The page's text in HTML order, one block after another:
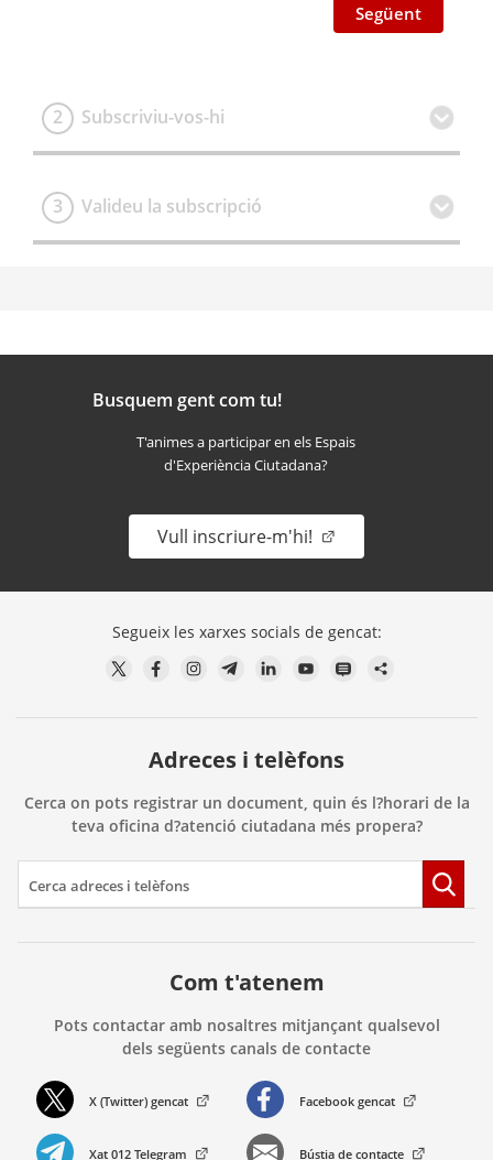
Següent
2 Subscriviu-vos-hi
3 Valideu la subscripció
Busquem gent com tu!
T'animes a participar en els Espais
d'Experiència Ciutadana?
Vull inscriure-m'hi!
Segueix les xarxes socials de gencat:
Adreces i telèfons
Cerca on pots registrar un document, quin és l?horari de la
teva oficina d?atenció ciutadana més propera?
Com t'atenem
Pots contactar amb nosaltres mitjançant qualsevol
dels següents canals de contacte
X (Twitter) gencat
. Obre en una nova finestra. Facebook gencat
. Obre en una nova finestra.
Xat 012 Telegram Bústia de contacte